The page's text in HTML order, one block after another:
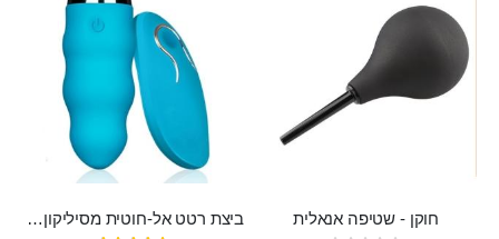
חוקן - שטיפה אנאלית ביצת רטט אל-חוטית מסיליקון רפואי בגודל של 8 ס"מ ורוחב 3 ס"מ בעלת 20 מהירויות שונות "ENKI"